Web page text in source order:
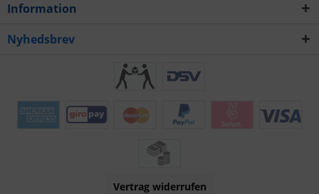
Information
Nyhedsbrev
Vertrag widerrufen